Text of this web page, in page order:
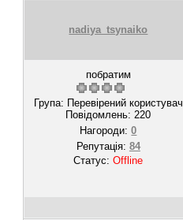
nadiya_tsynaiko
побратим
Група: Перевірений користувач
Повідомлень: 220
Нагороди:0
Репутація: 84
Статус:Offline